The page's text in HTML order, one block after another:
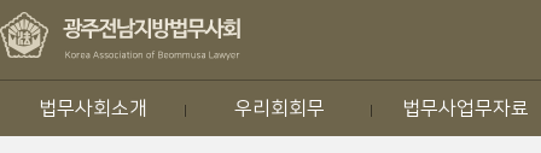
법무사회소개 우리회회무 법무사업무자료